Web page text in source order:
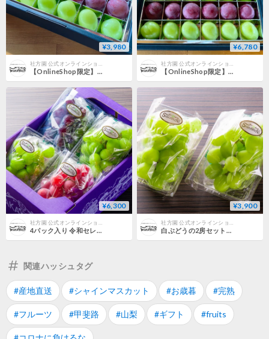
¥3,980
社方園 公式オンラインショップ
【OnlineShop限定】Yamaga Jewel 18
¥6,780
社方園 公式オンラインショップ
【OnlineShop限定】Yamaga Jewel 36
¥6,300 ¥3,900
関連ハッシュタグ
#産地直送 #シャインマスカット #お歳暮 #完熟
#フルーツ #甲斐路 #山梨 #ギフト #fruits